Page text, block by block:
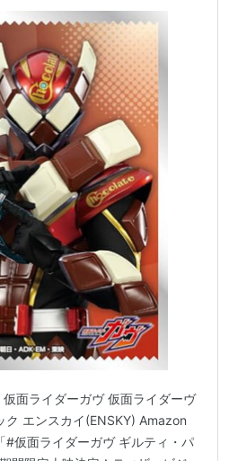
面ライダーガヴ 仮面ライダーヴ
ク エンスカイ(ENSKY) Amazon
仮面ライダーガヴ ギルティ・パ